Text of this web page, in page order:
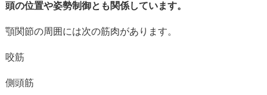
頭の位置や姿勢制御とも 関係しています。
顎関節の周囲 には次の筋肉があり ます。
咬筋
側頭筋